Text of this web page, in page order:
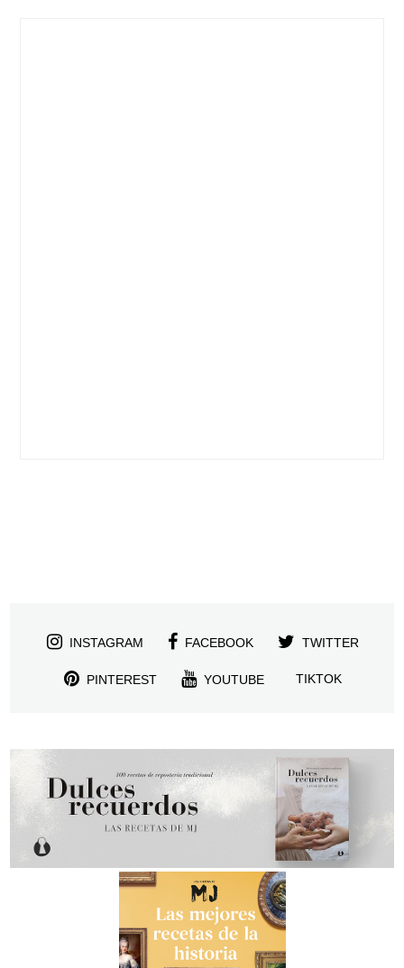
INSTAGRAM FACEBOOK TWITTER
PINTEREST YOUTUBE TIKTOK